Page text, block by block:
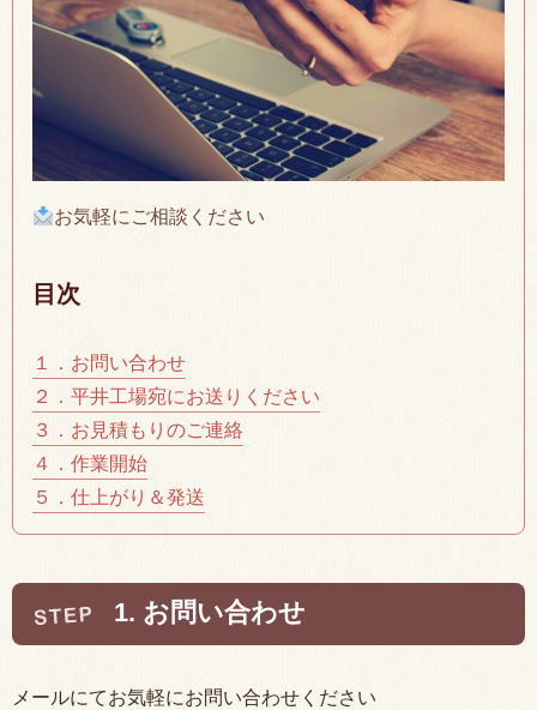
お気軽にご相談ください
目次
１．お問い合わせ
２．平井工場宛にお送りください
３．お見積もりのご連絡
４．作業開始
５．仕上がり＆発送
1. お問い合わせ
メールにてお気軽にお問い合わせください